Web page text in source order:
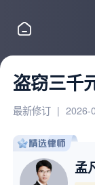
盗窃三千
最新修订 | 2026-
孟